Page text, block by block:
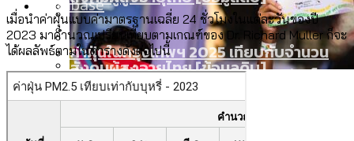
Vote62 ขอบคุณประชาชนที่ร่วม
สังเกตการณ์การเลือกตั้งชวนคุยกันถึงบท
เรียนที่เราได้รับจากเลือกตั้ง กรุงเทพฯ –
ขยะมูลฝอย 2568 [ข้อมูลดิบ]
ขยะของคน กทม. ที่ยังถูกนำไปทิ้งที่
ฉะเชิงเทรา นครปฐม และล่าสุดที่กาญจนบุรี
โลกใบเดียว สิทธิไม่เท่ากัน: กฎหมายการ
รับรองเพศของ Transgender ทั่วโลก
ค่าฝุ่นในกรุงเทพฯ 2025 เทียบกับจำนวน
ควันบุหรี่ที่เข้าปอด [ข้อมูลดิบ]
สำรวจสังคมผู้สูงอายุไทย : 6 จังหวัดเป็น
สังคมสูงวัยระดับสุดยอด และ 64 จังหวัดที่
ตายมากกว่าเกิด
Database
สังคมผู้สูงอายุไทย [ข้อมูลดิบ]
Project
Bangkok Index
Bangkok Index 2022
เมื่อนำค่าฝุ่นแบบค่ามาตรฐานเฉลี่ย 24 ชั่วโมงในแต่ละวันของปี
2023 มาคำนวณเปรียบเทียบตามเกณฑ์ของ Dr. Richard Muller ก็จะ
ได้ผลลัพธ์ตามในตารางดังต่อไปนี้